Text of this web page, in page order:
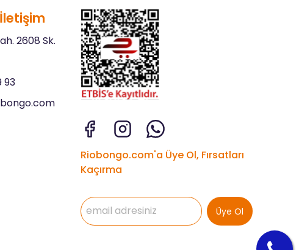
2608 Sk.
93
Riobongo.com'a Üye Ol, Fırsatları
Kaçırma
Üye Ol